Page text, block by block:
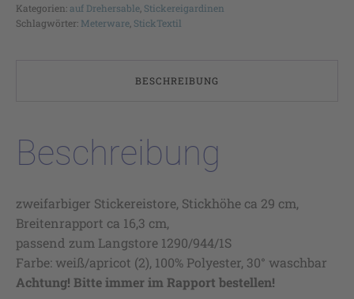
Kategorien: auf Drehersable Stickereigardinen
Schlagwörter: Meterware StickTextil
BESCHREIBUNG
Beschreibung
zweifarbiger Stickereistore, Stickhöhe ca 29 cm,
Breitenrapport ca 16,3 cm,
passend zum Langstore 1290/944/1S
Farbe: weiß/apricot (2), 100% Polyester, 30° waschbar
Achtung! Bitte immer im Rapport bestellen!